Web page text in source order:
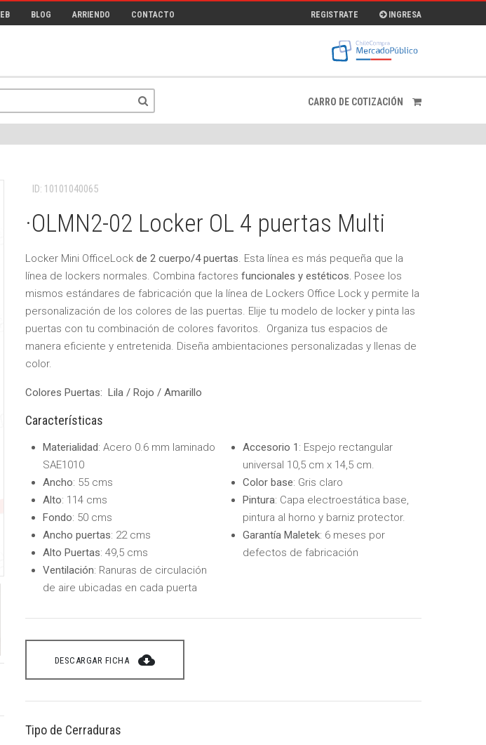
BLOG ARRIENDO CONTACTO REGISTRATE INGRESA
CARRO DE COTIZACIÓN
ID: 10101040065
·OLMN2-02 Locker OL 4 puertas Multi
Locker Mini OfficeLock de 2 cuerpo/4 puertas. Esta línea es más pequeña que la
línea de lockers normales. Combina factores funcionales y estéticos. Posee los
mismos estándares de fabricación que la línea de Lockers Office Lock y permite la
personalización de los colores de las puertas. Elije tu modelo de locker y pinta las
puertas con tu combinación de colores favoritos. Organiza tus espacios de
manera eficiente y entretenida. Diseña ambientaciones personalizadas y llenas de
color.
Colores Puertas: Lila / Rojo / Amarillo
Características
Materialidad: Acero 0.6 mm laminado
SAE1010
Ancho: 55 cms
Alto: 114 cms
Fondo: 50 cms
Ancho puertas: 22 cms
Alto Puertas: 49,5 cms
Ventilación: Ranuras de circulación
de aire ubicadas en cada puerta
Accesorio 1 : Espejo rectangular
universal 10,5 cm x 14,5 cm.
Color base: Gris claro
Pintura: Capa electroestática base,
pintura al horno y barniz protector.
Garantía Maletek: 6 meses por
defectos de fabricación
DESCARGAR FICHA cloud_download
Tipo de Cerraduras